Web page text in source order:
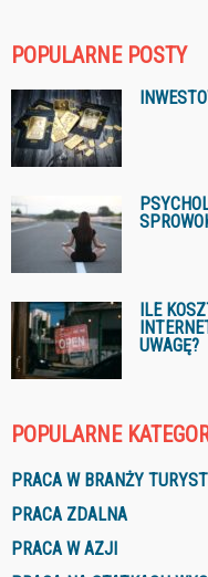
POPULARNE POSTY
ILE
UWAGĘ?
POPULARNE
PRACA W BRANŻY
PRACA ZDALNA
PRACA W AZJI